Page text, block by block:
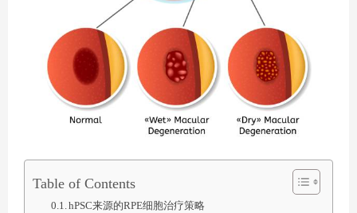
Table of Contents
hPSC来源的RPE细胞治疗策略